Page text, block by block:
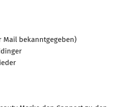
bekanntgegeben)